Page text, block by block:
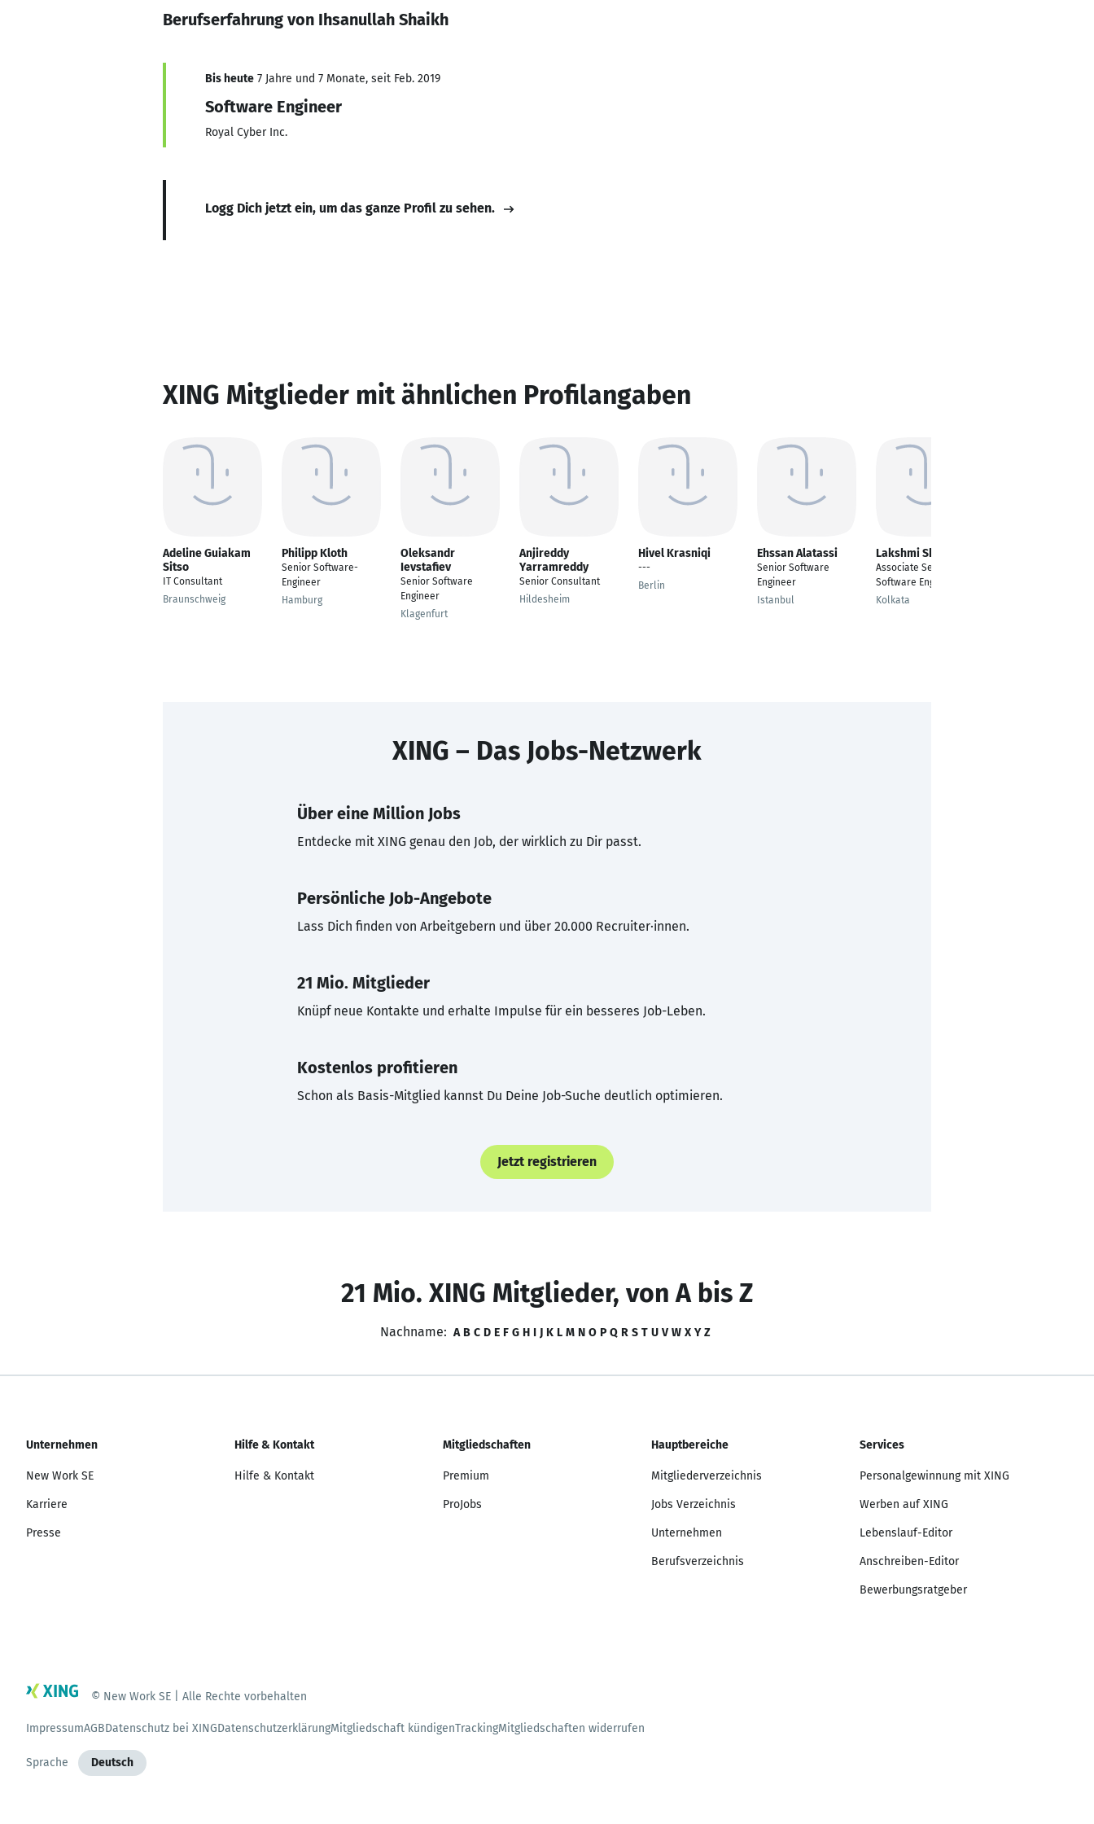
Berufserfahrung von Ihsanullah Shaikh
Bis heute 7 Jahre und 7 Monate, seit Feb. 2019
Software Engineer
Royal Cyber Inc.
Logg Dich jetzt ein, um das ganze Profil zu sehen.
XING Mitglieder mit ähnlichen Profilangaben
Adeline Guiakam
Sitso
IT Consultant
Braunschweig
Philipp Kloth
Senior Software-
Engineer
Hamburg
Oleksandr
Ievstafiev
Senior Software
Engineer
Klagenfurt
Anjireddy
Yarramreddy
Senior Consultant
Hildesheim
Hivel Krasniqi
---
Berlin
Ehssan Alatassi
Senior Software
Engineer
Istanbul
Lakshmi Shaw
Associate Senior
Software Engineer
Kolkata
XING – Das Jobs-Netzwerk
Über eine Million Jobs
Entdecke mit XING genau den Job, der wirklich zu Dir passt.
Persönliche Job-Angebote
Lass Dich finden von Arbeitgebern und über 20.000 Recruiter·innen.
21 Mio. Mitglieder
Knüpf neue Kontakte und erhalte Impulse für ein besseres Job-Leben.
Kostenlos profitieren
Schon als Basis-Mitglied kannst Du Deine Job-Suche deutlich optimieren.
Jetzt registrieren
21 Mio. XING Mitglieder, von A bis Z
Nachname: A B C D E F G H I J K L M N O P Q R S T U V W X Y Z
Unternehmen
New Work SE
Karriere
Presse
Hilfe & Kontakt
Hilfe & Kontakt
Mitgliedschaften
Premium
ProJobs
Hauptbereiche
Mitgliederverzeichnis
Jobs Verzeichnis
Unternehmen
Berufsverzeichnis
Services
Personalgewinnung mit XING
Werben auf XING
Lebenslauf-Editor
Anschreiben-Editor
Bewerbungsratgeber
© New Work SE | Alle Rechte vorbehalten
ImpressumAGBDatenschutz bei XINGDatenschutzerklärungMitgliedschaft kündigenTrackingMitgliedschaften widerrufen
Sprache Deutsch